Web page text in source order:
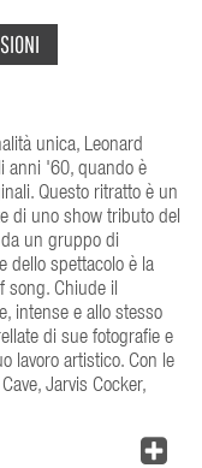
unica, Leonard
anni '60, quando è
Questo ritratto è un
di uno show tributo del
un gruppo di
dello spettacolo è la
song. Chiude il
intense e allo stesso
di sue fotografie e
lavoro artistico. Con le
Jarvis Cocker,